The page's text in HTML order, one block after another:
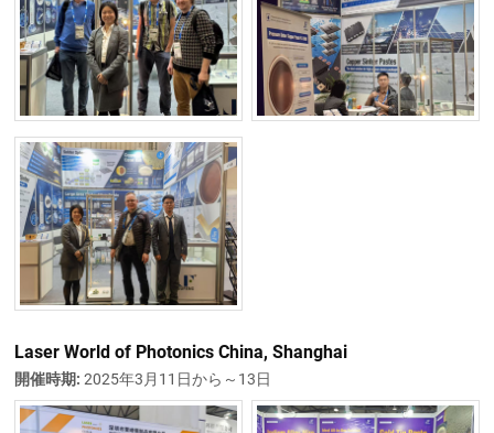
Laser World of Photonics China, Shanghai
開催時期:2025年3月11日から～13日